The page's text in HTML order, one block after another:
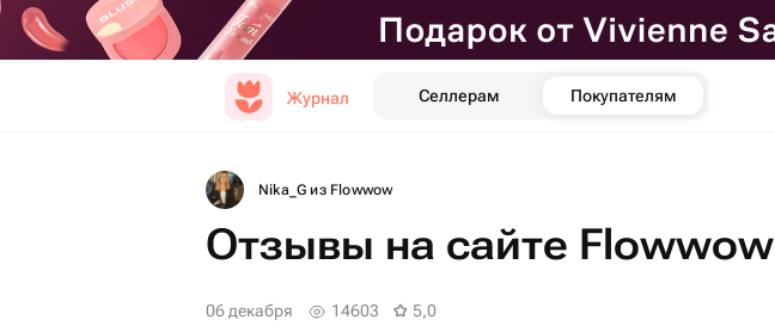
Журнал Селлерам Покупателям
Nika_G из Flowwow
Отзывы на сайте Flowwow
06 декабря 14603 5,0